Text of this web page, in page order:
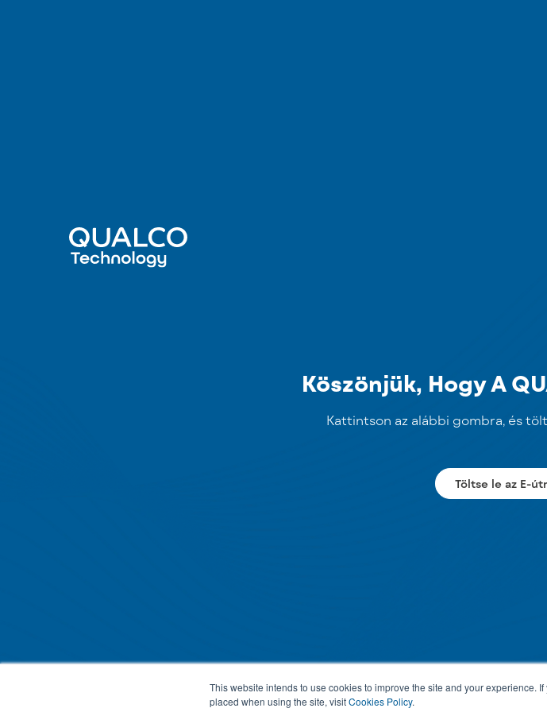
This website intends to use cookies to improve the site and your experience.
placed when using the site, visitCookies Policy.
Köszönjük, Hogy A
Kattintson az alábbi gombra, és
Töltse le az E-